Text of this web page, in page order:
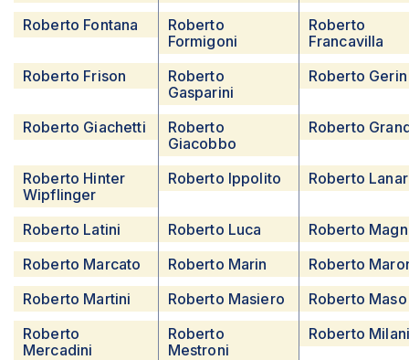
Roberto Fontana
Roberto
Formigoni
Roberto
Francavilla
Roberto Frison
Roberto
Gasparini
Roberto Gerin
Roberto Giachetti
Roberto
Giacobbo
Roberto
Roberto Hinter
Wipflinger
Roberto Ippolito Roberto
Roberto Latini Roberto Luca
Roberto
Roberto Marcato
Roberto Marin
Roberto
Roberto Martini
Roberto Masiero
Roberto Maso
Roberto
Mercadini
Roberto
Mestroni
Roberto